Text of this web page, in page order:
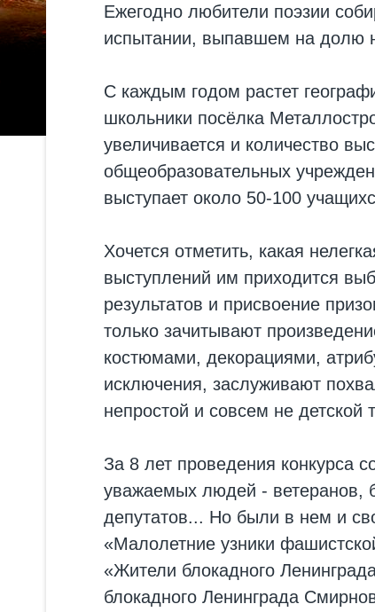
Ежегодно любители поэзии
испытании, выпавшем на долю
С каждым годом растет
школьники посёлка
увеличивается и количество
общеобразовательных
выступает около 50-100
Хочется отметить, какая
выступлений им приходится
результатов и присвоение
только зачитывают
костюмами, декорациями,
исключения, заслуживают
непростой и совсем не детской
За 8 лет проведения конкурса
уважаемых людей - ветеранов,
депутатов... Но были в нем и
«Малолетние узники
«Жители блокадного
блокадного Ленинграда